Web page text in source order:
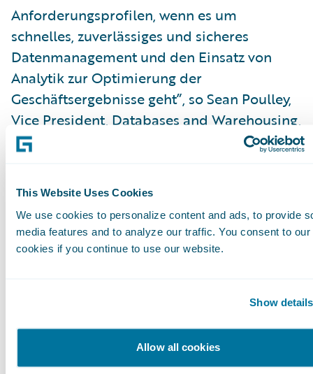
This Website Uses Cookies
We use cookies to personalize content and ads, to provide
media features and to analyze our traffic. You consent to our
cookies if you continue to use our website.
Show details
Allow all cookies
Anforderungsprofilen, wenn es um
schnelles, zuverlässiges und sicheres
Datenmanagement und den Einsatz von
Analytik zur Optimierung der
Geschäftsergebnisse geht”, so Sean Poulley,
Vice President, Databases and Warehousing,
IBM Software Group. „Mit seinen Lösungen
Softwareplattformen wie Power Systems
und das AIX-Betriebssystem System x sowie
den WebSphere Application Server. Wir sind
Leistungsfähigkeit von DB2 bei zuverlässiger
Transaktionsgeschwindigkeit nutzen